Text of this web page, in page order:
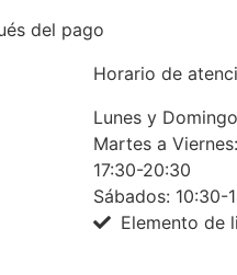
del pago
Horario de
Lunes y
Martes a
17:30-20:30
Sábados: 10:30-
Elemento de